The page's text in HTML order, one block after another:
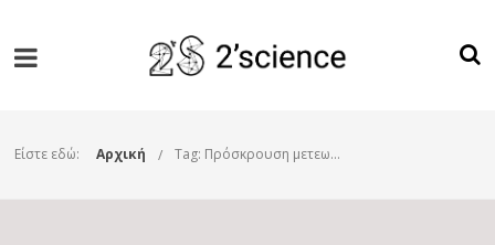
Είστε εδώ: Αρχική Tag: Πρόσκρουση μετεωρίτη